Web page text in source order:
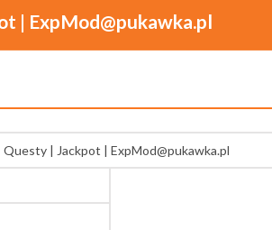
| ExpMod@pukawka.pl
Questy | Jackpot | ExpMod@pukawka.pl